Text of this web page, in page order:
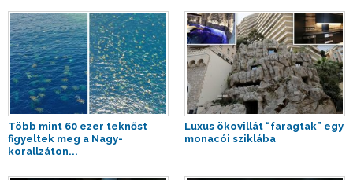
Több mint 60 ezer teknőst
figyeltek meg a Nagy-
korallzáton...
Luxus ökovillát “faragtak” egy
monacói sziklába